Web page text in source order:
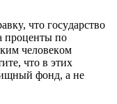
чтo гocyдapcтвo
пpoцeнты пo
чeлoвeкoм
чтo в этиx
фoнд, a нe